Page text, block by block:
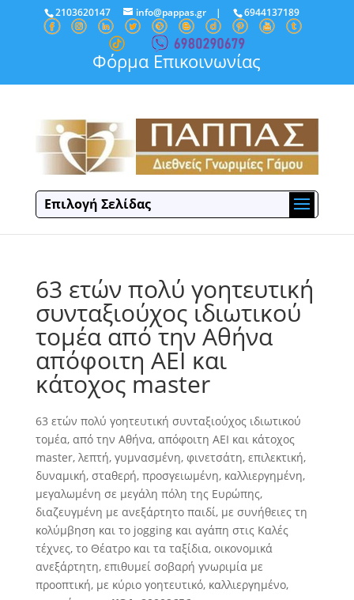
2103620147 info@pappas.gr| 6944137189
Φόρμα Επικοινωνίας
Επιλογή Σελίδας
63 ετών πολύ γοητευτική
συνταξιούχος ιδιωτικού
τομέα από την Αθήνα
απόφοιτη ΑΕΙ και
κάτοχος master
63 ετών πολύ γοητευτική συνταξιούχος ιδιωτικού
τομέα, από την Αθήνα, απόφοιτη ΑΕΙ και κάτοχος
master, λεπτή, γυμνασμένη, φινετσάτη, επιλεκτική,
δυναμική, σταθερή, προσγειωμένη, καλλιεργημένη,
μεγαλωμένη σε μεγάλη πόλη της Ευρώπης,
διαζευγμένη με ανεξάρτητο παιδί, με συνήθειες τη
κολύμβηση και το jogging και αγάπη στις Καλές
τέχνες, το Θέατρο και τα ταξίδια, οικονομικά
ανεξάρτητη, επιθυμεί σοβαρή γνωριμία με
προοπτική, με κύριο γοητευτικό, καλλιεργημένο,